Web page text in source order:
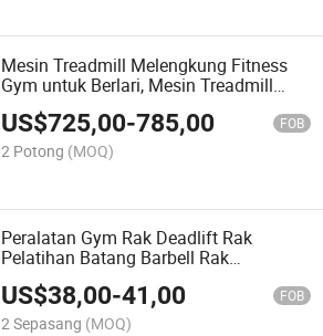
Mesin Treadmill Melengkung Fitness
Gym untuk Berlari, Mesin Treadmill
Komersial Life Fitness
US$725,00-785,00 FOB
2 Potong (MOQ)
Peralatan Gym Rak Deadlift Rak
Pelatihan Batang Barbell Rak
Penyangga
US$38,00-41,00 FOB
2 Sepasang (MOQ)